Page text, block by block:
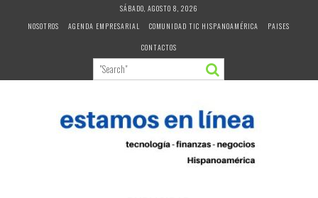
SÁBADO, AGOSTO 8, 2026
NOSOTROS
AGENDA EMPRESARIAL COMUNIDAD TIC HISPANOAMÉRICA
PAISES
CONTACTOS